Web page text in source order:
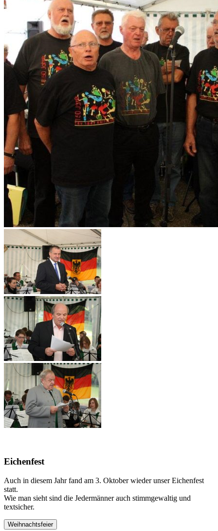
Eichenfest
Auch in diesem Jahr fand am 3. Oktober wieder unser Eichenfest
statt.
Wie man sieht sind die Jedermänner auch stimmgewaltig und
textsicher.
Weihnachtsfeier